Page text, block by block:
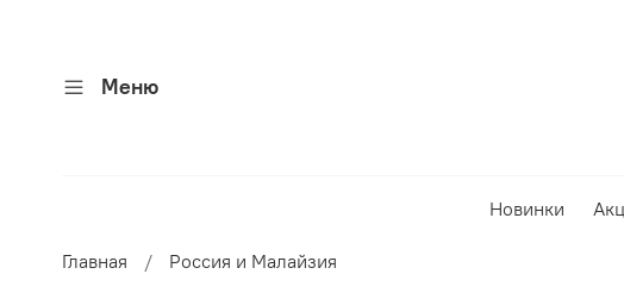
Меню
Новинки
Главная Россия и Малайзия